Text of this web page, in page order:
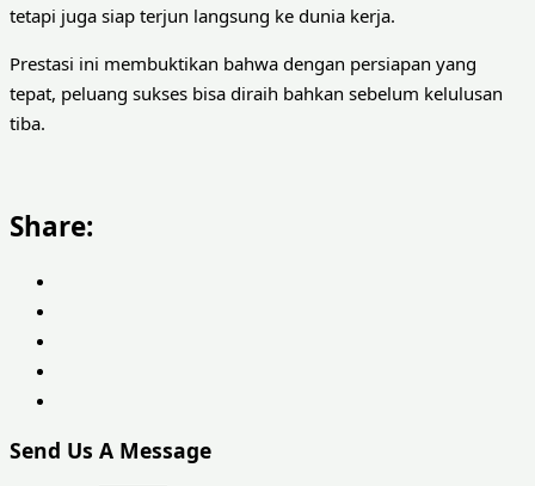
tetapi juga siap terjun langsung ke dunia kerja.
Prestasi ini membuktikan bahwa dengan persiapan yang
tepat, peluang sukses bisa diraih bahkan sebelum kelulusan
tiba.
Share:
Send Us A Message